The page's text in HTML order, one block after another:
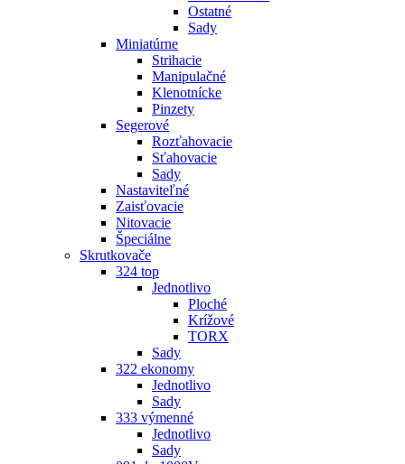
Ostatné
Sady
Miniatúrne
Strihacie
Manipulačné
Klenotnícke
Pinzety
Segerové
Rozťahovacie
Sťahovacie
Sady
Nastaviteľné
Zaisťovacie
Nitovacie
Špeciálne
Skrutkovače
324 top
Jednotlivo
Ploché
Krížové
TORX
Sady
322 ekonomy
Jednotlivo
Sady
333 výmenné
Jednotlivo
Sady